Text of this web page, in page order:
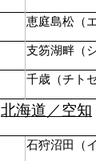
恵庭島松（
支笏湖畔（
千歳（チトセ
北海道／空知
石狩沼田（